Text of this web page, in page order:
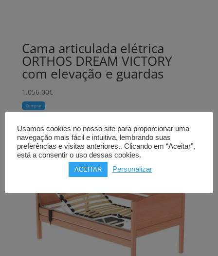
Cama articulada elétrica
ORTHOS DREAM VICTORY
com elevação e guardas
1.056,00€
Comprar
Usamos cookies no nosso site para proporcionar uma
navegação mais fácil e intuitiva, lembrando suas
preferências e visitas anteriores.. Clicando em “Aceitar”,
está a consentir o uso dessas cookies.
ACEITAR Personalizar